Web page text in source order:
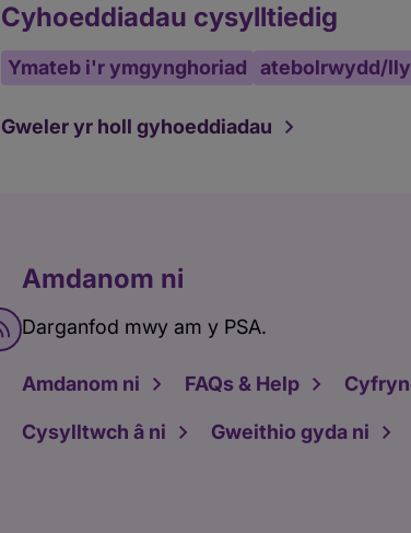
Cyhoeddiadau cysylltiedig
Ymateb i'r ymgynghoriad atebolrwydd/
Gweler yr holl gyhoeddiadau
Amdanom ni
Darganfod mwy am y PSA.
Amdanom ni FAQs & Help
Cysylltwch â ni Gweithio gyda ni